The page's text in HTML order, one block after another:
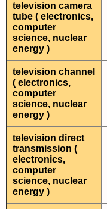
television camera
tube ( electronics,
computer
science, nuclear
energy )
television channel
( electronics,
computer
science, nuclear
energy )
television direct
transmission (
electronics,
computer
science, nuclear
energy )